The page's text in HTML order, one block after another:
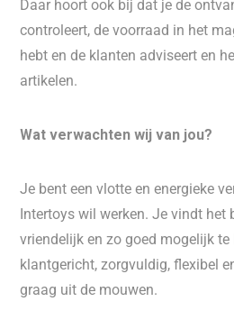
Daar hoort ook bij dat je de
controleert, de voorraad in het
hebt en de klanten adviseert en
artikelen.
Wat verwachten wij van jou?
Je bent een vlotte en energieke
Intertoys wil werken. Je vindt het
vriendelijk en zo goed mogelijk te
klantgericht, zorgvuldig, flexibel
graag uit de mouwen.